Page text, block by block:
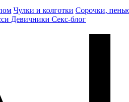
Чулки и колготки Сорочки,
Девичники Секс-блог